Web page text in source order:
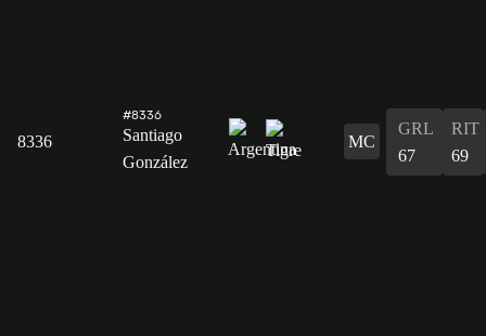
8336
#8336
Santiago
González
MC
GRL
67
RIT
69